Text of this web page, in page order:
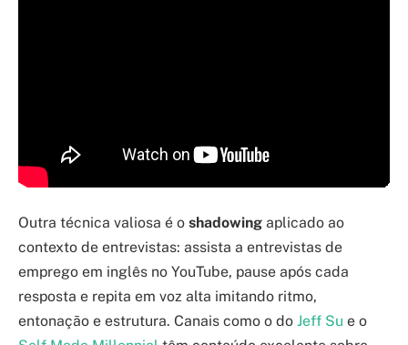
Outra técnica valiosa é o shadowing aplicado ao
contexto de entrevistas: assista a entrevistas de
emprego em inglês no YouTube, pause após cada
resposta e repita em voz alta imitando ritmo,
entonação e estrutura. Canais como o do Jeff Su e o